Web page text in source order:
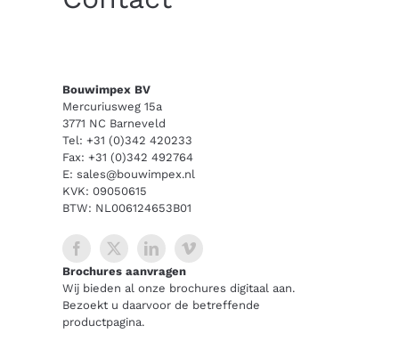
Bouwimpex BV
Mercuriusweg 15a
3771 NC Barneveld
Tel: +31 (0)342 420233
Fax: +31 (0)342 492764
E: sales@bouwimpex.nl
KVK: 09050615
BTW: NL006124653B01
Brochures aanvragen
Wij bieden al onze brochures digitaal aan.
Bezoekt u daarvoor de betreffende
productpagina.